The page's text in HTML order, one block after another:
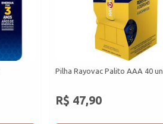
Pilha Rayovac Palito AAA 40 un
R$ 47,90